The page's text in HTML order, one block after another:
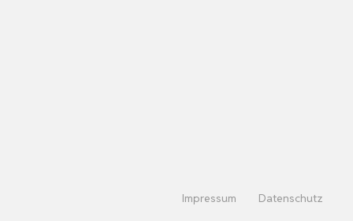
Impressum Datenschutz